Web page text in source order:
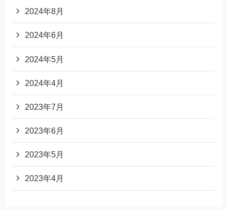
2024年8月
2024年6月
2024年5月
2024年4月
2023年7月
2023年6月
2023年5月
2023年4月